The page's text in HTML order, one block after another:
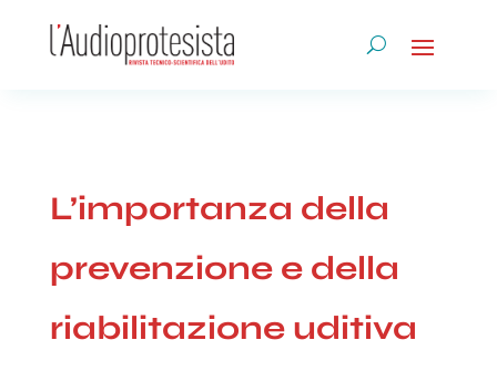
L’importanza della
prevenzione e della
riabilitazione uditiva